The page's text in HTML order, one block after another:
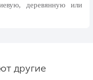
деревянную или
другие